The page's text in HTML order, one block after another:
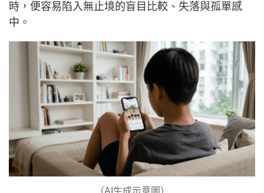
時，便容易陷入無止境的盲目比較、失落與孤單感
中。